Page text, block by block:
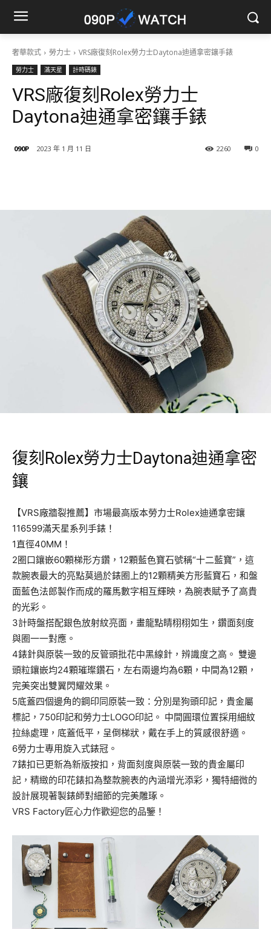
奢華款式 勞力士 VRS廠復刻Rolex勞力士Daytona迪通拿密鑲手錶
勞力士 滿天星 計時碼錶
VRS廠復刻Rolex勞力士
Daytona迪通拿密鑲手錶
090P 2023 年 1 月 11 日 0
2260
復刻Rolex勞力士Daytona迪通拿密
鑲
【VRS廠牆裂推薦】市場最高版本勞力士Rolex迪通拿密鑲
116599滿天星系列手錶！
1直徑40MM！
2圈口鑲嵌60顆梯形方鑽，12顆藍色寶石號稱“十二藍寶”，這
款腕表最大的亮點莫過於錶圈上的12顆精美方形藍寶石，和盤
面藍色法郎製作而成的羅馬數字相互輝映，為腕表賦予了高貴
的光彩。
3計時盤搭配銀色放射紋亮面，畫龍點睛栩栩如生，鑽面刻度
與圈一一對應。
4錶針與原裝一致的反管頭批花中黑線針，辨識度之高。 雙邊
頭粒鑲嵌均24顆璀璨鑽石，左右兩邊均為6顆，中間為12顆，
完美突出雙翼閃耀效果。
5底蓋四個邊角的鋼印同原裝一致：分別是狗頭印記，貴金屬
標記，750印記和勞力士LOGO印記。 中間圓環位置採用細紋
拉絲處理，底蓋低平，呈倒梯狀，戴在手上的質感很舒適。
6勞力士專用旋入式錶冠。
7錶扣已更新為新版按扣，背面刻度與原裝一致的貴金屬印
記，精緻的印花錶扣為整款腕表的內涵增光添彩，獨特細微的
設計展現著製錶師對細節的完美雕琢。
VRS Factory匠心力作歡迎您的品鑒！